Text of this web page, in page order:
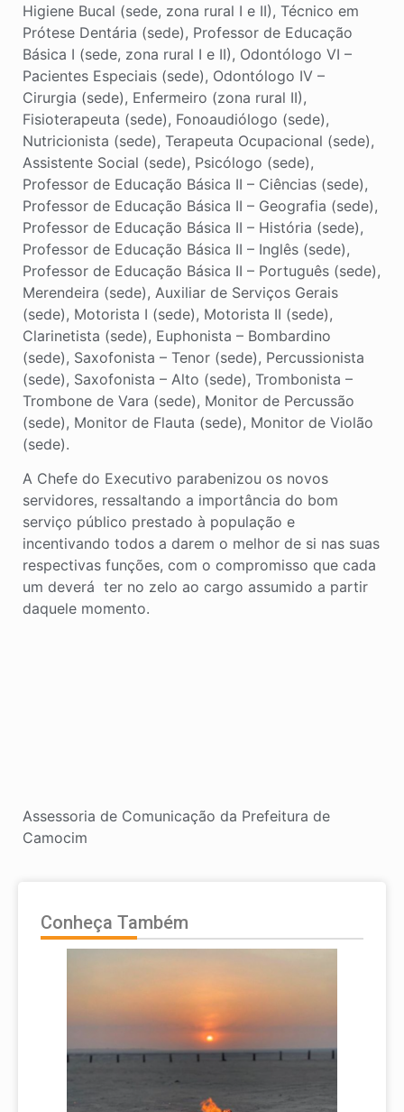
Higiene Bucal (sede, zona rural I e II), Técnico em
Prótese Dentária (sede), Professor de Educação
Básica I (sede, zona rural I e II), Odontólogo VI –
Pacientes Especiais (sede), Odontólogo IV –
Cirurgia (sede), Enfermeiro (zona rural II),
Fisioterapeuta (sede), Fonoaudiólogo (sede),
Nutricionista (sede), Terapeuta Ocupacional (sede),
Assistente Social (sede), Psicólogo (sede),
Professor de Educação Básica II – Ciências (sede),
Professor de Educação Básica II – Geografia (sede),
Professor de Educação Básica II – História (sede),
Professor de Educação Básica II – Inglês (sede),
Professor de Educação Básica II – Português (sede),
Merendeira (sede), Auxiliar de Serviços Gerais
(sede), Motorista I (sede), Motorista II (sede),
Clarinetista (sede), Euphonista – Bombardino
(sede), Saxofonista – Tenor (sede), Percussionista
(sede), Saxofonista – Alto (sede), Trombonista –
Trombone de Vara (sede), Monitor de Percussão
(sede), Monitor de Flauta (sede), Monitor de Violão
(sede).
A Chefe do Executivo parabenizou os novos
servidores, ressaltando a importância do bom
serviço público prestado à população e
incentivando todos a darem o melhor de si nas suas
respectivas funções, com o compromisso que cada
um deverá ter no zelo ao cargo assumido a partir
daquele momento.
Assessoria de Comunicação da Prefeitura de
Camocim
Conheça Também